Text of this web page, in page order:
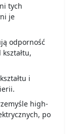
tych
je
odporność
i
high-
po